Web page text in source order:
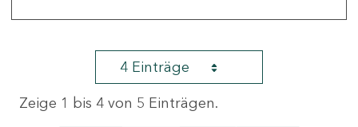
4 Einträge
Zeige 1 bis 4 von 5 Einträgen.